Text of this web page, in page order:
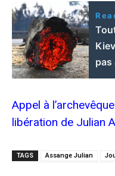
pas
Appel à
libération de Julian
TAGS Assange Julian